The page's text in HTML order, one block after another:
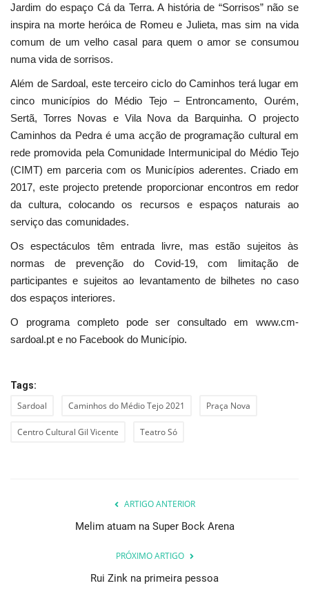
Jardim do espaço Cá da Terra. A história de “Sorrisos” não se
inspira na morte heróica de Romeu e Julieta, mas sim na vida
comum de um velho casal para quem o amor se consumou
numa vida de sorrisos.
Além de Sardoal, este terceiro ciclo do Caminhos terá lugar em
cinco municípios do Médio Tejo – Entroncamento, Ourém,
Sertã, Torres Novas e Vila Nova da Barquinha. O projecto
Caminhos da Pedra é uma acção de programação cultural em
rede promovida pela Comunidade Intermunicipal do Médio Tejo
(CIMT) em parceria com os Municípios aderentes. Criado em
2017, este projecto pretende proporcionar encontros em redor
da cultura, colocando os recursos e espaços naturais ao
serviço das comunidades.
Os espectáculos têm entrada livre, mas estão sujeitos às
normas de prevenção do Covid-19, com limitação de
participantes e sujeitos ao levantamento de bilhetes no caso
dos espaços interiores.
O programa completo pode ser consultado em www.cm-
sardoal.pt e no Facebook do Município.
Tags:
Sardoal Caminhos do Médio Tejo 2021 Praça Nova
Centro Cultural Gil Vicente Teatro Só
ARTIGO ANTERIOR
Melim atuam na Super Bock Arena
PRÓXIMO ARTIGO
Rui Zink na primeira pessoa